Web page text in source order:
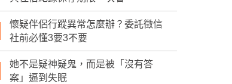
懷疑伴侶行蹤異常怎麼辦？委託徵信
社前必懂3要3不要
她不是疑神疑鬼，而是被「沒有答
案」逼到失眠